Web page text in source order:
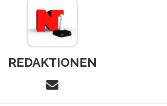
REDAKTIONEN